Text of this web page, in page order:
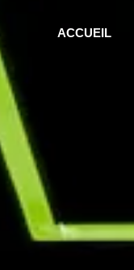
ACCUEIL